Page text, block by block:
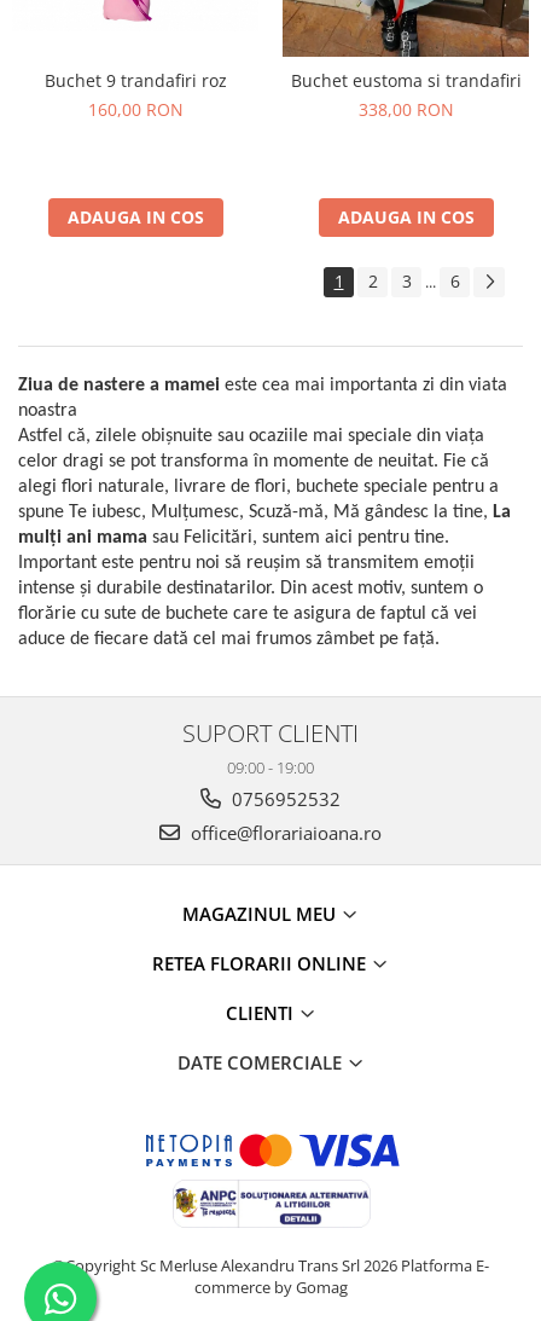
Buchet 9 trandafiri roz
160,00 RON
ADAUGA IN COS
Buchet eustoma si trandafiri
338,00 RON
ADAUGA IN COS
1 2 3 ... 6
Ziua de nastere a mamei este cea mai importanta zi din viata
noastra
Astfel că, zilele obișnuite sau ocaziile mai speciale din viața
celor dragi se pot transforma în momente de neuitat. Fie că
alegi flori naturale, livrare de flori, buchete speciale pentru a
spune Te iubesc, Mulțumesc, Scuză-mă, Mă gândesc la tine, La
mulți ani mama sau Felicitări, suntem aici pentru tine.
Important este pentru noi să reușim să transmitem emoții
intense și durabile destinatarilor. Din acest motiv, suntem o
florărie cu sute de buchete care te asigura de faptul că vei
aduce de fiecare dată cel mai frumos zâmbet pe față.
SUPORT CLIENTI
09:00 - 19:00
0756952532
office@florariaioana.ro
MAGAZINUL MEU
RETEA FLORARII ONLINE
CLIENTI
DATE COMERCIALE
©Copyright Sc Merluse Alexandru Trans Srl 2026 Platforma E-
commerce by Gomag